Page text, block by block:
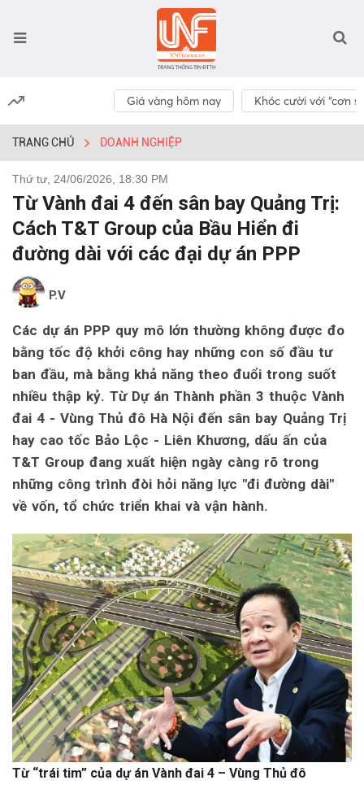
Giá vàng hôm nay Khóc cười với “cơn
TRANG CHỦ DOANH NGHIỆP
Thứ tư, 24/06/2026, 18:30 PM
Từ Vành đai 4 đến sân bay Quảng Trị:
Cách T&T Group của Bầu Hiển đi
đường dài với các đại dự án PPP
P.V
Các dự án PPP quy mô lớn thường không được đo
bằng tốc độ khởi công hay những con số đầu tư
ban đầu, mà bằng khả năng theo đuổi trong suốt
nhiều thập kỷ. Từ Dự án Thành phần 3 thuộc Vành
đai 4 - Vùng Thủ đô Hà Nội đến sân bay Quảng Trị
hay cao tốc Bảo Lộc - Liên Khương, dấu ấn của
T&T Group đang xuất hiện ngày càng rõ trong
những công trình đòi hỏi năng lực "đi đường dài"
về vốn, tổ chức triển khai và vận hành.
Từ “trái tim” của dự án Vành đai 4 – Vùng Thủ đô